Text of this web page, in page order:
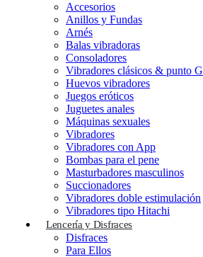
Accesorios
Anillos y Fundas
Arnés
Balas vibradoras
Consoladores
Vibradores clásicos & punto G
Huevos vibradores
Juegos eróticos
Juguetes anales
Máquinas sexuales
Vibradores
Vibradores con App
Bombas para el pene
Masturbadores masculinos
Succionadores
Vibradores doble estimulación
Vibradores tipo Hitachi
Lencería y Disfraces
Disfraces
Para Ellos